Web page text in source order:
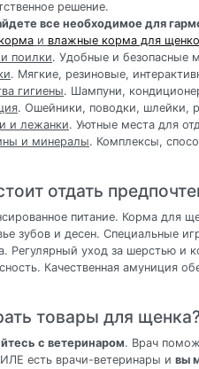
решение.
все необходимое для
и влажные корма для
поилки. Удобные и безопасные
. Мягкие, резиновые,
гигиены. Шампуни,
. Ошейники, поводки, шлейки,
и лежанки. Уютные места для
и минералы. Комплексы,
отдать
питание. Корма для
зубов и десен. Специальные
Регулярный уход за шерстью и
Качественная амуниция
товары для щенка?
с ветеринаром. Врач
есть врачи-ветеринары и вы